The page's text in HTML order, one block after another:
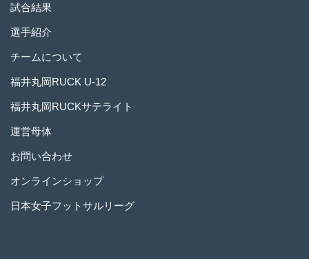
試合結果
選手紹介
チームについて
福井丸岡RUCK U-12
福井丸岡RUCKサテライト
運営母体
お問い合わせ
オンラインショップ
日本女子フットサルリーグ